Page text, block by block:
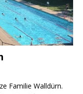
Familie Walldürn.